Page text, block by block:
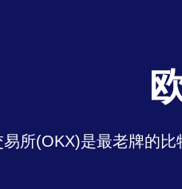
易所(OKX)是最老牌的